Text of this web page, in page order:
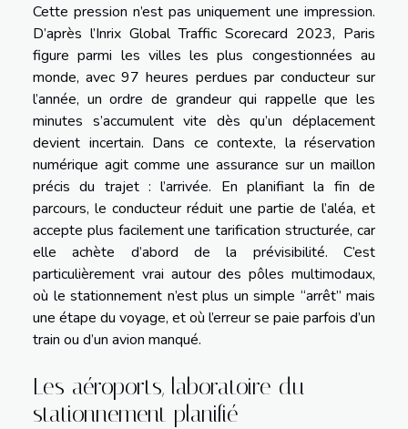
Cette pression n’est pas uniquement une impression.
D’après l’Inrix Global Traffic Scorecard 2023, Paris
figure parmi les villes les plus congestionnées au
monde, avec 97 heures perdues par conducteur sur
l’année, un ordre de grandeur qui rappelle que les
minutes s’accumulent vite dès qu’un déplacement
devient incertain. Dans ce contexte, la réservation
numérique agit comme une assurance sur un maillon
précis du trajet : l’arrivée. En planifiant la fin de
parcours, le conducteur réduit une partie de l’aléa, et
accepte plus facilement une tarification structurée, car
elle achète d’abord de la prévisibilité. C’est
particulièrement vrai autour des pôles multimodaux,
où le stationnement n’est plus un simple “arrêt” mais
une étape du voyage, et où l’erreur se paie parfois d’un
train ou d’un avion manqué.
Les aéroports, laboratoire du
stationnement planifié